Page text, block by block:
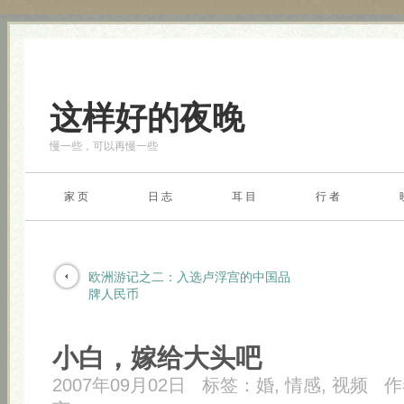
这样好的夜晚
慢一些，可以再慢一些
家 页 日 志 耳 目 行 者
欧洲游记之二：入选卢浮宫的中国品
牌人民币
小白，嫁给大头吧
2007年09月02日 标签： 婚,情感, 视频